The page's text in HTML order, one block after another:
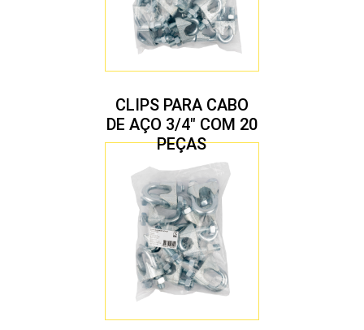
CLIPS PARA CABO
DE AÇO 3/4″ COM 20
PEÇAS